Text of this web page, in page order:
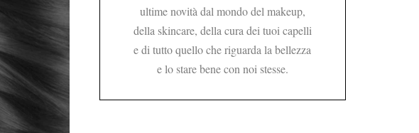
ultime novità dal mondo del makeup,
della skincare, della cura dei tuoi capelli
e di tutto quello che riguarda la bellezza
e lo stare bene con noi stesse.